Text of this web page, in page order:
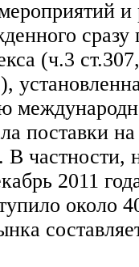
и
(ч.3
поставки
частности,
2011
около